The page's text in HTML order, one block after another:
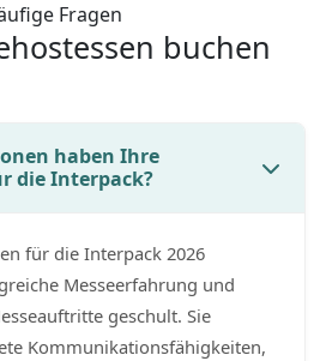
Fragen
buchen
haben Ihre
die Interpack?
für die Interpack 2026
Messeerfahrung und
geschult. Sie
Kommunikationsfähigkeiten,